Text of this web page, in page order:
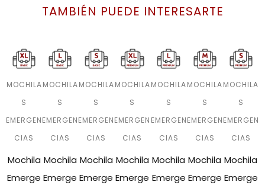
TAMBIÉN PUEDE INTERESARTE
MOCHILA
S
EMERGEN
CIAS
Mochila
Emerge
MOCHILA
S
EMERGEN
CIAS
Mochila
Emerge
MOCHILA
S
EMERGEN
CIAS
Mochila
Emerge
MOCHILA
S
EMERGEN
CIAS
Mochila
Emerge
MOCHILA
S
EMERGEN
CIAS
Mochila
Emerge
MOCHILA
S
EMERGEN
CIAS
Mochila
Emerge
MOCHILA
S
EMERGEN
CIAS
Mochila
Emerge